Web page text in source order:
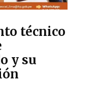
técnico
y su